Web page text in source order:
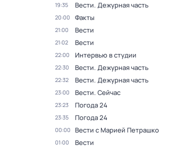
19:35 Вести. Дежурная часть
20:00 Факты
21:00 Вести
21:02 Вести
22:00 Интервью в студии
22:30 Вести. Дежурная часть
22:32 Вести. Дежурная часть
23:00 Вести. Сейчас
23:23 Погода 24
23:35 Погода 24
00:00 Вести с Марией Петрашко
01:00 Вести